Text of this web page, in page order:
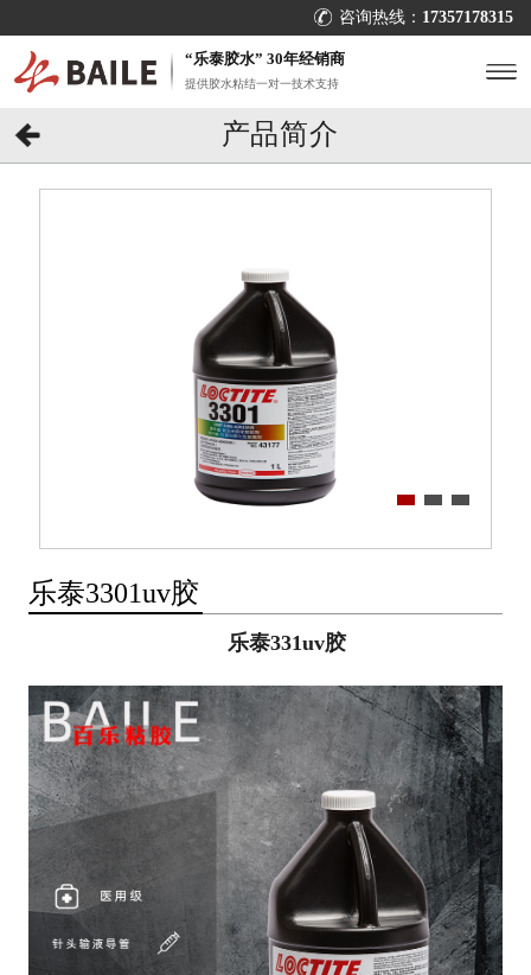
咨询热线： 17357178315
“乐泰胶水” 30年经销商
提供胶水粘结一对一技术支持
产品简介
乐泰3301uv胶
乐泰331uv胶